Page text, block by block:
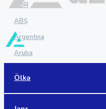
Ölkə
ADR
ABŞ
Argentina
Aruba